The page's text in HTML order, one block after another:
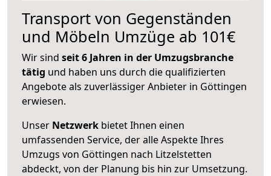
Transport von Gegenständen
und Möbeln Umzüge ab 101€
Wir sind seit 6 Jahren in der Umzugsbranche
tätig und haben uns durch die qualifizierten
Angebote als zuverlässiger Anbieter in Göttingen
erwiesen.
Unser Netzwerk bietet Ihnen einen
umfassenden Service, der alle Aspekte Ihres
Umzugs von Göttingen nach Litzelstetten
abdeckt, von der Planung bis hin zur Umsetzung.